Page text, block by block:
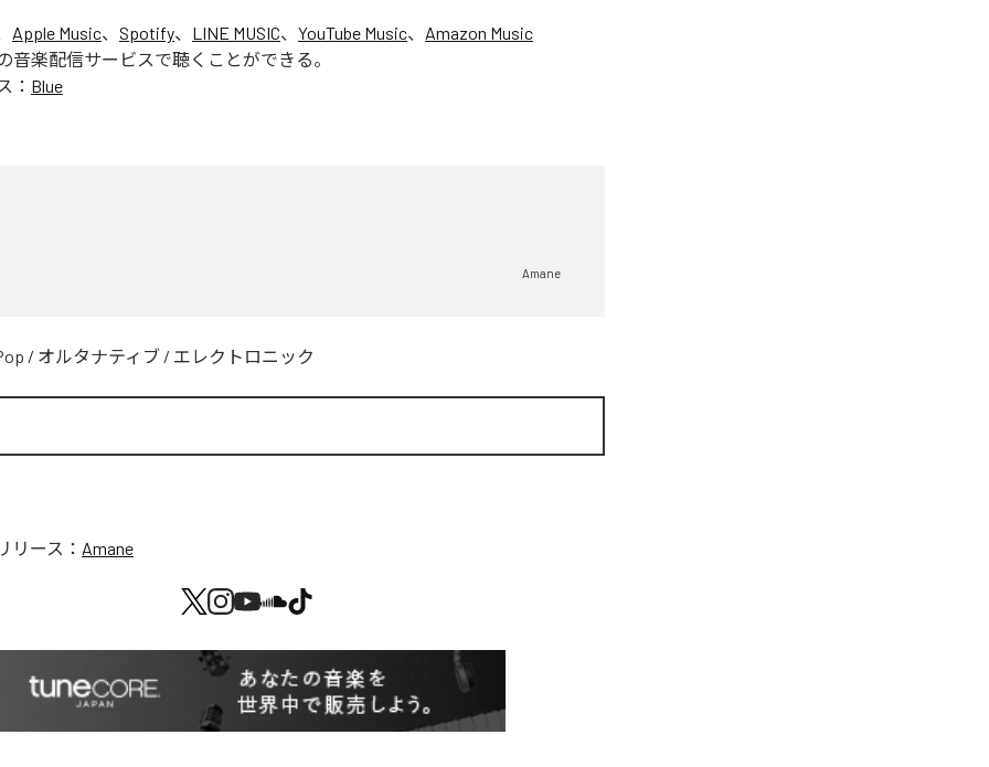
Apple Music、 Spotify、 LINE MUSIC、 YouTube Music、 Amazon Music
音楽配信サービスで聴くことができる。
： Blue
Amane
/ オルタナティブ / エレクトロニック
リース： Amane